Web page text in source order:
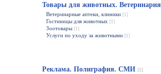
Товары для животных. Ветеринария
Ветеринарные аптеки, клиники[1]
Гостиницы для животных[1]
Зоотовары[1]
Услуги по уходу за животными[1]
Реклама. Полиграфия. СМИ [5]